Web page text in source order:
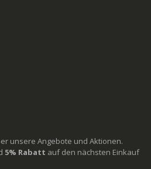
unsere Angebote und Aktionen.
5% Rabatt auf den nächsten Einkauf